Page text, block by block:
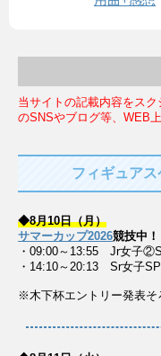
当サイトの記載内容をス
のSNSやブログ等、WEB
フィギュアス
◆8月10日（月）
サマーカップ2026競技中！
・09:00～13:55 Jr女子
・14:10～20:13 Sr女子SP
※木下杯エントリー発表そ